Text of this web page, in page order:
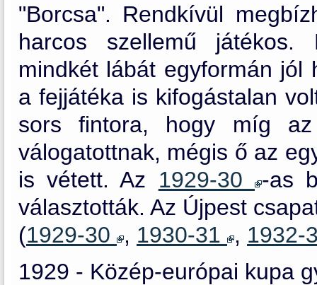
"Borcsa". Rendkívül
harcos szellemű játékos.
mindkét lábát egyformán jól
a fejjátéka is kifogástalan
sors fintora, hogy míg
válogatottnak, mégis ő az
is vétett. Az 1929-30
-as
választották. Az Újpest
(1929-30 , 1930-31 , 1932-
1929 - Közép-európai kupa